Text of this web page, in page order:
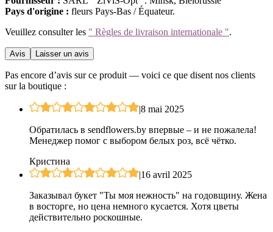
Pays d'origine : fleurs Pays-Bas / Équateur.
Veuillez consulter les " Règles de livraison internationale ".
Avis Laisser un avis
Pas encore d’avis sur ce produit — voici ce que disent nos clients
sur la boutique :
|8 mai 2025
Обратилась в sendflowers.by впервые – и не пожалела!
Менеджер помог с выбором белых роз, всё чётко.
Кристина
|16 avril 2025
Заказывал букет "Ты моя нежность" на годовщину. Жена
в восторге, но цена немного кусается. Хотя цветы
действительно роскошные.